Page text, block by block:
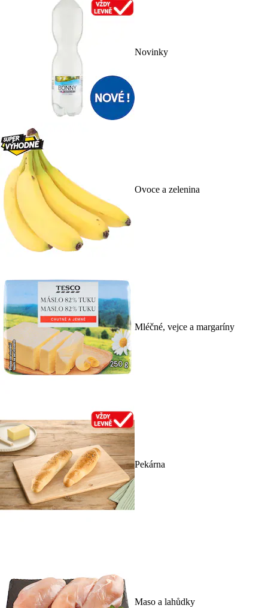
Novinky
Ovoce a zelenina
Mléčné, vejce a margaríny
Pekárna
Maso a lahůdky